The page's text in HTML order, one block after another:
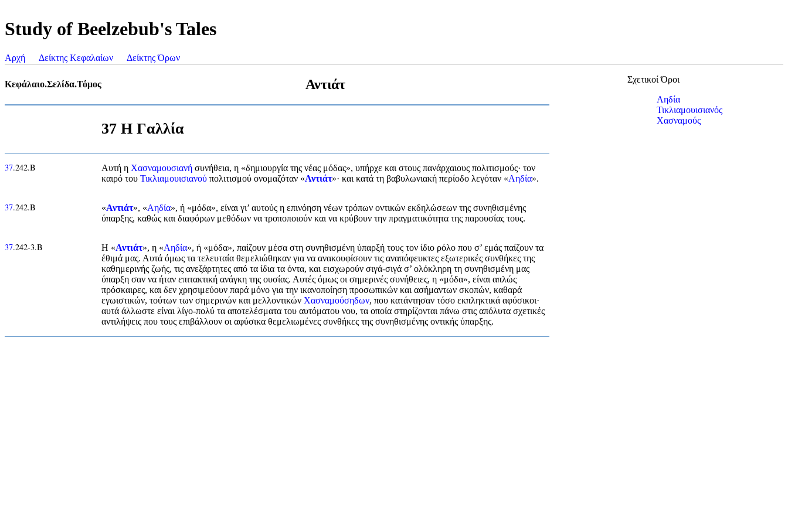
Study of Beelzebub's Tales
Αρχή Δείκτης Κεφαλαίων Δείκτης Όρων
Κεφάλαιο.Σελίδα.Τόμος Αντιάτ
37 Η Γαλλία
37.242.Β Αυτή η Χασναμουσιανή συνήθεια, η «δημιουργία της νέας μόδας», υπήρχε και στους πανάρχαιους πολιτισμούς· τον
καιρό του Τικλιαμουισιανού πολιτισμού ονομαζόταν «Αντιάτ»· και κατά τη βαβυλωνιακή περίοδο λεγόταν «Αηδία».
37.242.Β «Αντιάτ», «Αηδία», ή «μόδα», είναι γι’ αυτούς η επινόηση νέων τρόπων οντικών εκδηλώσεων της συνηθισμένης
ύπαρξης, καθώς και διαφόρων μεθόδων να τροποποιούν και να κρύβουν την πραγματικότητα της παρουσίας τους.
37.242-3.Β Η «Αντιάτ», η «Αηδία», ή «μόδα», παίζουν μέσα στη συνηθισμένη ύπαρξή τους τον ίδιο ρόλο που σ’ εμάς παίζουν τα
έθιμά μας. Αυτά όμως τα τελευταία θεμελιώθηκαν για να ανακουφίσουν τις αναπόφευκτες εξωτερικές συνθήκες της
καθημερινής ζωής, τις ανεξάρτητες από τα ίδια τα όντα, και εισχωρούν σιγά-σιγά σ’ ολόκληρη τη συνηθισμένη μας
ύπαρξη σαν να ήταν επιτακτική ανάγκη της ουσίας. Αυτές όμως οι σημερινές συνήθειες, η «μόδα», είναι απλώς
πρόσκαιρες, και δεν χρησιμεύουν παρά μόνο για την ικανοποίηση προσωπικών και ασήμαντων σκοπών, καθαρά
εγωιστικών, τούτων των σημερινών και μελλοντικών Χασναμούσηδων, που κατάντησαν τόσο εκπληκτικά αφύσικοι·
αυτά άλλωστε είναι λίγο-πολύ τα αποτελέσματα του αυτόματου νου, τα οποία στηρίζονται πάνω στις απόλυτα σχετικές
αντιλήψεις που τους επιβάλλουν οι αφύσικα θεμελιωμένες συνθήκες της συνηθισμένης οντικής ύπαρξης.
Σχετικοί Όροι
Αηδία
Τικλιαμουισιανός
Χασναμούς